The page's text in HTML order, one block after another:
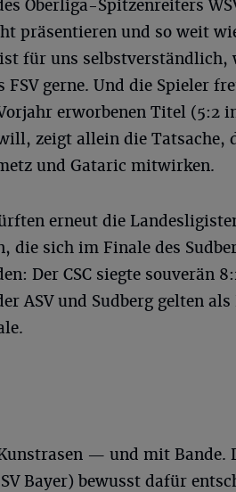
Oberliga-Spitzenreiters
präsentieren und so weit
für uns
FSV gerne. Und die Spieler
erworbenen Titel (5:2
zeigt allein die Tatsache,
und Gataric mitwirken.
erneut die
die sich im Finale des
Der CSC siegte souverän
ASV und Sudberg gelten
— und mit Bande.
Bayer) bewusst dafür